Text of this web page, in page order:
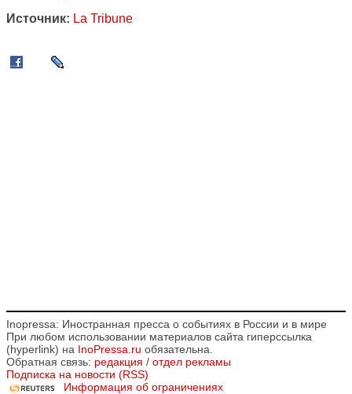
Источник: La Tribune
Inopressa: Иностранная пресса о событиях в России и в мире
При любом использовании материалов сайта гиперссылка
(hyperlink) на InoPressa.ru обязательна.
Обратная связь: редакция / отдел рекламы
Подписка на новости (RSS)
Информация об ограничениях